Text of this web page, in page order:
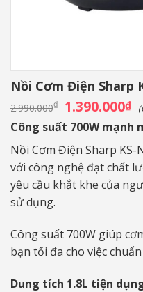
Nồi Cơm Điện Sharp
2.990.000₫ Giá
gốc
là:
2.990.000₫.
1.390.000₫
tại
là:
Công suất 700W mạnh
Nồi Cơm Điện Sharp KS-
với công nghệ đạt chất
yêu cầu khắt khe của
sử dụng.
Công suất 700W giúp
bạn tối đa cho việc
Dung tích 1.8L tiện